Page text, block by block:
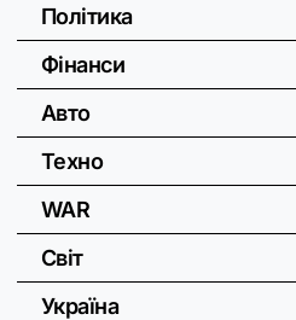
Політика
Фінанси
Авто
Техно
WAR
Світ
Україна